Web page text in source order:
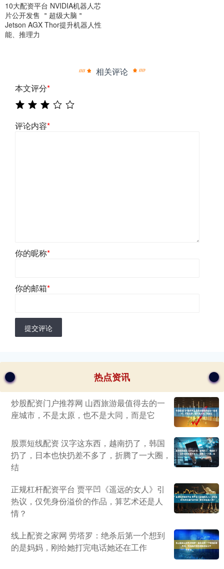
10大配资平台 NVIDIA机器人芯
片公开发售 ＂超级大脑＂
Jetson AGX Thor提升机器人性
能、推理力
相关评论
本文评分*
评论内容*
你的昵称*
你的邮箱*
提交评论
热点资讯
炒股配资门户推荐网 山西旅游最值得去的一
座城市，不是太原，也不是大同，而是它
股票短线配资 汉字这东西，越南扔了，韩国
扔了，日本也快扔差不多了，折腾了一大圈，
结
正规杠杆配资平台 贾平凹《遥远的女人》引
热议，仅凭身份溢价的作品，算艺术还是人
情？
线上配资之家网 劳塔罗：绝杀后第一个想到
的是妈妈，刚给她打完电话她还在工作